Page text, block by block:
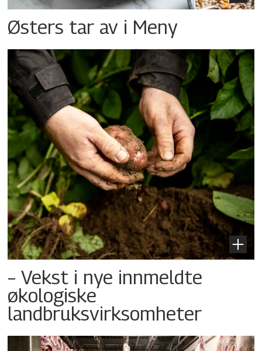
Østers tar av i Meny
– Vekst i nye innmeldte
økologiske
landbruksvirksomheter